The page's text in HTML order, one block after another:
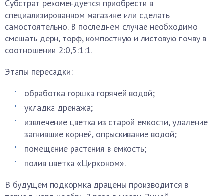
Субстрат рекомендуется приобрести в
специализированном магазине или сделать
самостоятельно. В последнем случае необходимо
смешать дерн, торф, компостную и листовую почву в
соотношении 2:0,5:1:1.
Этапы пересадки:
обработка горшка горячей водой;
укладка дренажа;
извлечение цветка из старой емкости, удаление
загнившие корней, опрыскивание водой;
помещение растения в емкость;
полив цветка «Цирконом».
В будущем подкормка драцены производится в